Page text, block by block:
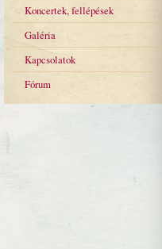
Koncertek, fellépések
Galéria
Kapcsolatok
Fórum